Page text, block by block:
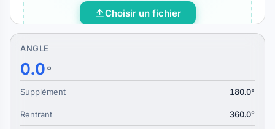
Choisir un fichier
ANGLE
0.0°
Supplément 180.0°
Rentrant 360.0°